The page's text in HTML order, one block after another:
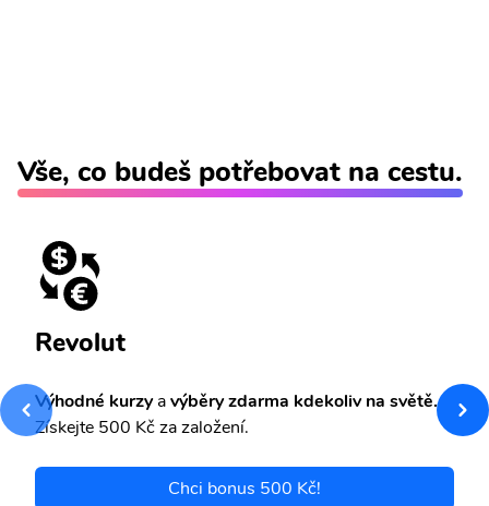
Vše, co budeš potřebovat na cestu.
Revolut
Výhodné kurzyavýběry zdarma kdekoliv na světě.
Získejte 500 Kč za založení.
Chci bonus 500 Kč!